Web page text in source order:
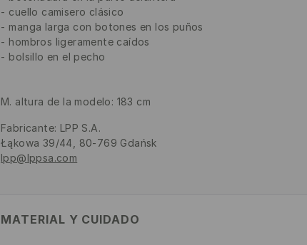
cuello camisero clásico
manga larga con botones en los puños
hombros ligeramente caídos
bolsillo en el pecho
M. altura de la modelo: 183 cm
Fabricante: LPP S.A.
Łąkowa 39/44, 80-769 Gdańsk
lpp@lppsa.com
MATERIAL Y CUIDADO